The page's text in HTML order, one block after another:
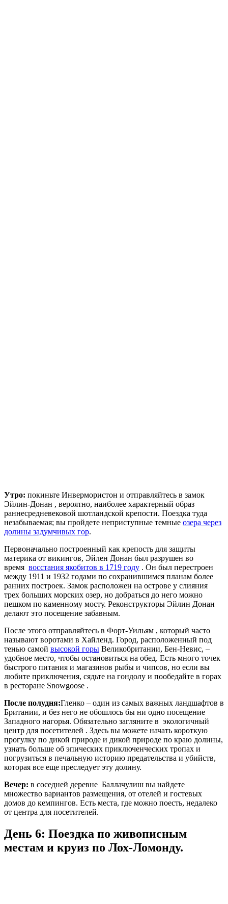
Утро: покиньте Инвермористон и отправляйтесь в замок
Эйлин-Донан , вероятно, наиболее характерный образ
раннесредневековой шотландской крепости. Поездка туда
незабываемая; вы пройдете неприступные темные озера через
долины задумчивых гор.
Первоначально построенный как крепость для защиты
материка от викингов, Эйлен Донан был разрушен во
время восстания якобитов в 1719 году . Он был перестроен
между 1911 и 1932 годами по сохранившимся планам более
ранних построек. Замок расположен на острове у слияния
трех больших морских озер, но добраться до него можно
пешком по каменному мосту. Реконструкторы Эйлин Донан
делают это посещение забавным.
После этого отправляйтесь в Форт-Уильям , который часто
называют воротами в Хайленд. Город, расположенный под
тенью самой высокой горы Великобритании, Бен-Невис, –
удобное место, чтобы остановиться на обед. Есть много точек
быстрого питания и магазинов рыбы и чипсов, но если вы
любите приключения, сядьте на гондолу и пообедайте в горах
в ресторане Snowgoose .
После полудня:Гленко – один из самых важных ландшафтов в
Британии, и без него не обошлось бы ни одно посещение
Западного нагорья. Обязательно загляните в экологичный
центр для посетителей . Здесь вы можете начать короткую
прогулку по дикой природе и дикой природе по краю долины,
узнать больше об эпических приключенческих тропах и
погрузиться в печальную историю предательства и убийств,
которая все еще преследует эту долину.
Вечер: в соседней деревне Баллачулиш вы найдете
множество вариантов размещения, от отелей и гостевых
домов до кемпингов. Есть места, где можно поесть, недалеко
от центра для посетителей.
День 6: Поездка по живописным
местам и круиз по Лох-Ломонду.